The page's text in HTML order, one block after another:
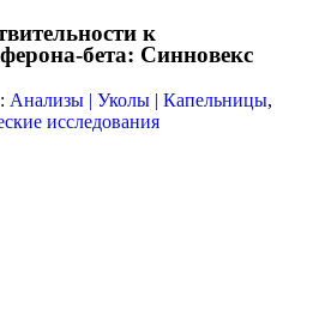
к
бета: Синновекс
Анализы | Уколы | Капельницы,
исследования